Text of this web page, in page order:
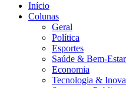
Início
Colunas
Geral
Política
Esportes
Saúde & Bem-Estar
Economia
Tecnologia &